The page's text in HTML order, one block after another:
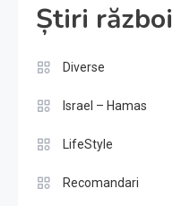
Știri război
Diverse
Israel – Hamas
LifeStyle
Recomandari